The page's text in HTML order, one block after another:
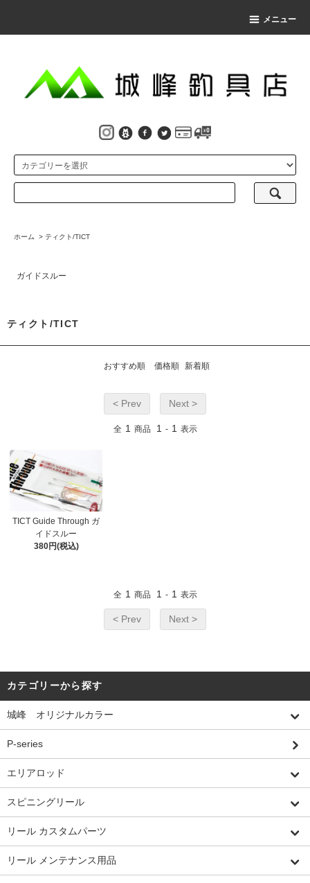
メニュー
ホーム > ティクト/TICT
ガイドスルー
ティクト/TICT
おすすめ順 価格順 新着順
< Prev Next >
全 1 商品 1 - 1 表示
TICT Guide Through ガ
イドスルー
380円(税込)
全 1 商品 1 - 1 表示
< Prev Next >
カテゴリーから探す
城峰 オリジナルカラー
P-series
エリアロッド
スピニングリール
リール カスタムパーツ
リール メンテナンス用品